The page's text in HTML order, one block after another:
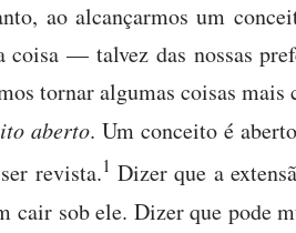
ao alcançarmos um
— talvez das nossas
tornar algumas coisas mais
aberto. Um conceito é
revista.1 Dizer que a
cair sob ele. Dizer que pode